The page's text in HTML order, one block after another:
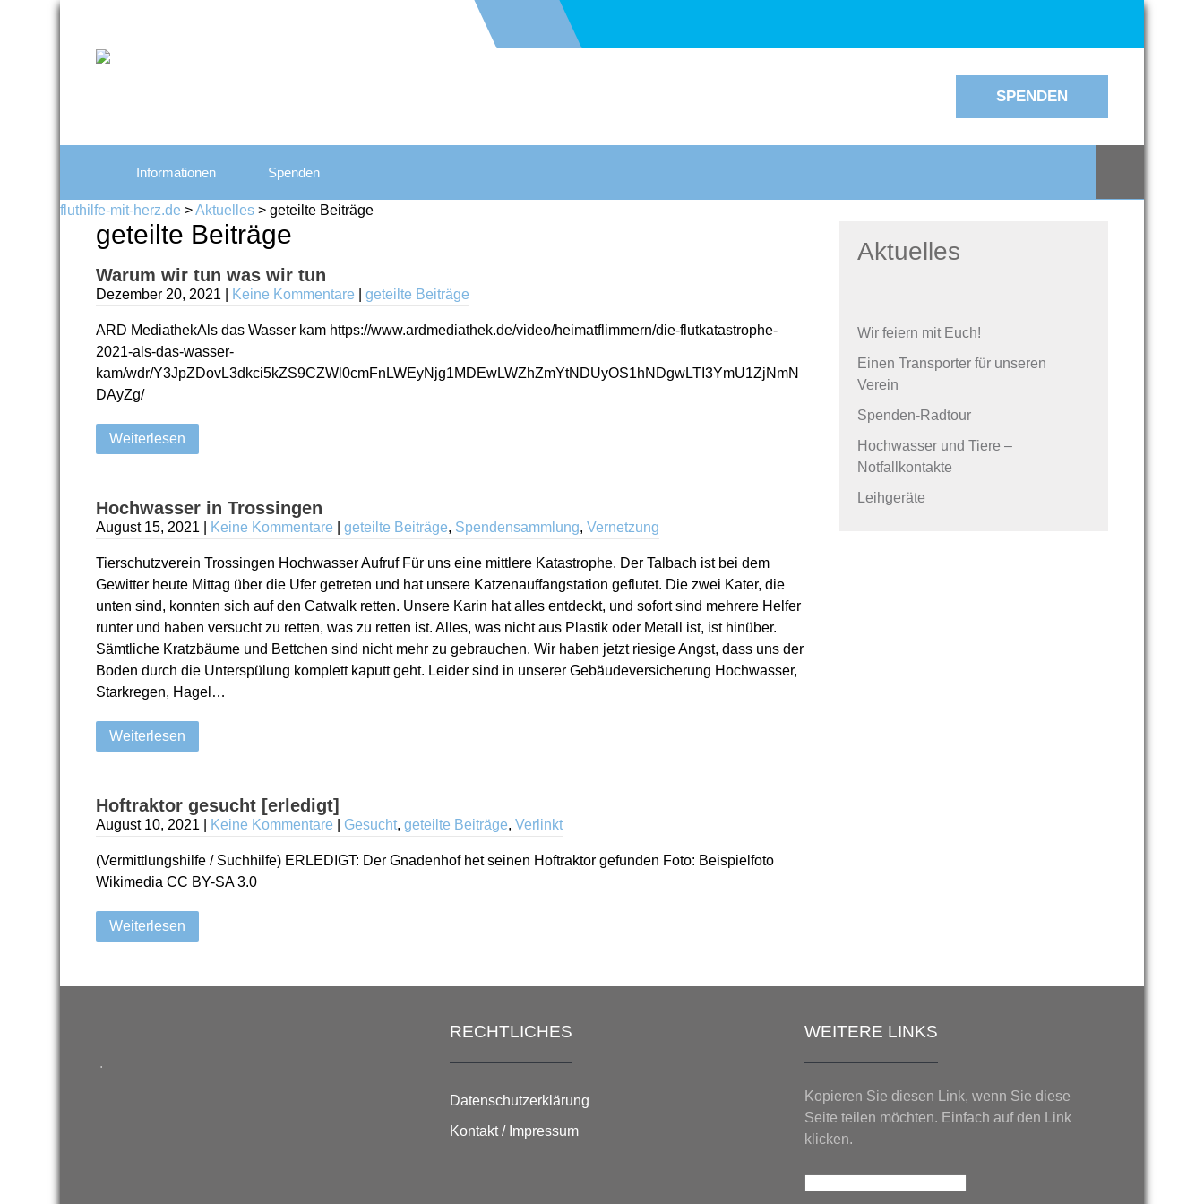
SPENDEN
Informationen Spenden
fluthilfe-mit-herz.de >Aktuelles > geteilte Beiträge
geteilte Beiträge
Warum wir tun was wir tun
Dezember 20, 2021 Keine Kommentare geteilte Beiträge
ARD MediathekAls das Wasser kam https://www.ardmediathek.de/video/heimatflimmern/die-flutkatastrophe-
2021-als-das-wasser-
kam/wdr/Y3JpZDovL3dkci5kZS9CZWl0cmFnLWEyNjg1MDEwLWZhZmYtNDUyOS1hNDgwLTI3YmU1ZjNmN
DAyZg/
Weiterlesen
Hochwasser in Trossingen
August 15, 2021 Keine Kommentare geteilte Beiträge, Spendensammlung, Vernetzung
Tierschutzverein Trossingen Hochwasser Aufruf Für uns eine mittlere Katastrophe. Der Talbach ist bei dem
Gewitter heute Mittag über die Ufer getreten und hat unsere Katzenauffangstation geflutet. Die zwei Kater, die
unten sind, konnten sich auf den Catwalk retten. Unsere Karin hat alles entdeckt, und sofort sind mehrere Helfer
runter und haben versucht zu retten, was zu retten ist. Alles, was nicht aus Plastik oder Metall ist, ist hinüber.
Sämtliche Kratzbäume und Bettchen sind nicht mehr zu gebrauchen. Wir haben jetzt riesige Angst, dass uns der
Boden durch die Unterspülung komplett kaputt geht. Leider sind in unserer Gebäudeversicherung Hochwasser,
Starkregen, Hagel…
Weiterlesen
Hoftraktor gesucht [erledigt]
August 10, 2021 Keine Kommentare Gesucht, geteilte Beiträge, Verlinkt
(Vermittlungshilfe / Suchhilfe) ERLEDIGT: Der Gnadenhof het seinen Hoftraktor gefunden Foto: Beispielfoto
Wikimedia CC BY-SA 3.0
Weiterlesen
Aktuelles
Wir feiern mit Euch!
Einen Transporter für unseren
Verein
Spenden-Radtour
Hochwasser und Tiere –
Notfallkontakte
Leihgeräte
.
RECHTLICHES
Datenschutzerklärung
Kontakt / Impressum
WEITERE LINKS
Kopieren Sie diesen Link, wenn Sie diese
Seite teilen möchten. Einfach auf den Link
klicken.